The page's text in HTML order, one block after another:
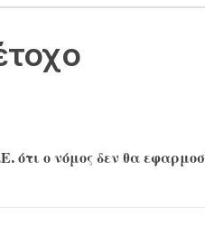
ότι ο νόμος δεν θα